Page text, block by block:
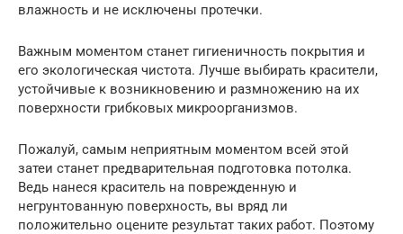
влажность и не исключены протечки.
Важным моментом станет гигиеничность покрытия и
его экологическая чистота. Лучше выбирать красители,
устойчивые к возникновению и размножению на их
поверхности грибковых микроорганизмов.
Пожалуй, самым неприятным моментом всей этой
затеи станет предварительная подготовка потолка.
Ведь нанеся краситель на поврежденную и
негрунтованную поверхность, вы вряд ли
положительно оцените результат таких работ. Поэтому